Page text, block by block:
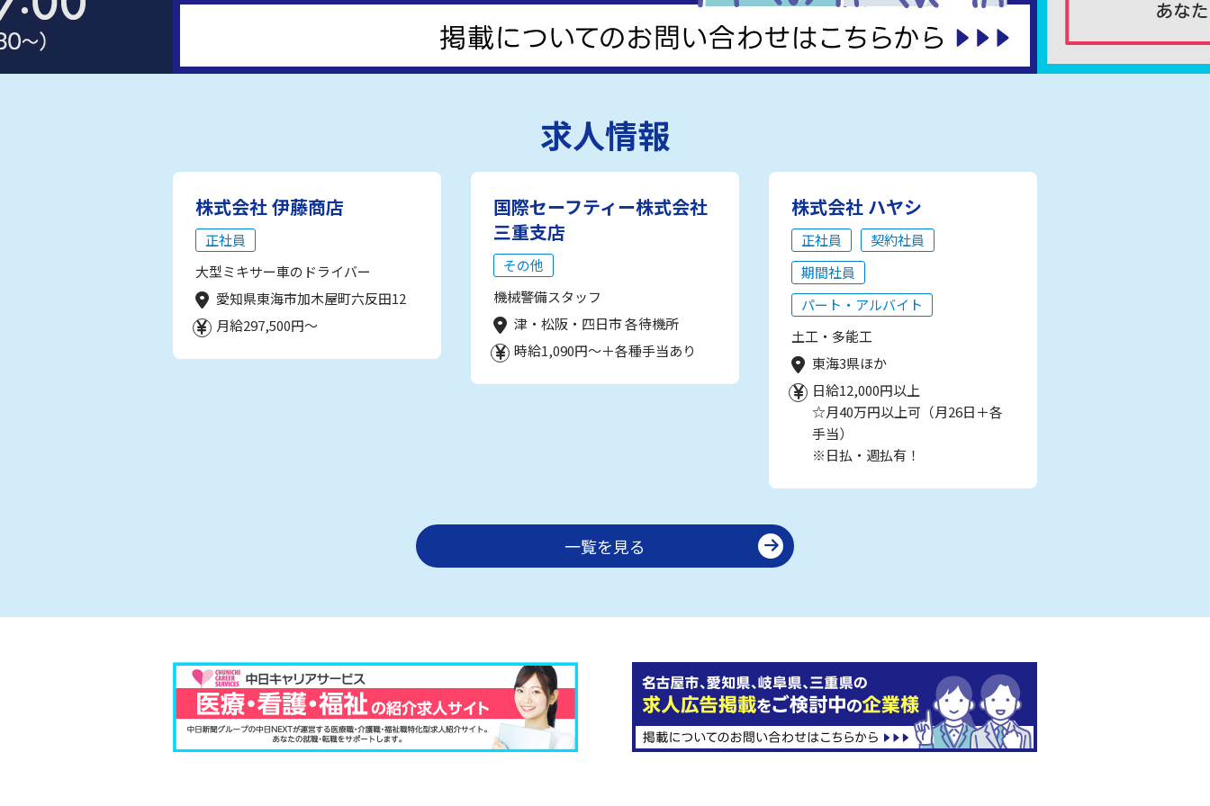
求人情報
株式会社 伊藤商店
正社員
大型ミキサー車のドライバー
愛知県東海市加木屋町六反田12
月給297,500円～
国際セーフティー株式会社
三重支店
その他
機械警備スタッフ
津・松阪・四日市 各待機所
時給1,090円～＋各種手当あり
株式会社 ハヤシ
正社員
契約社員
期間社員
パート・アルバイト
土工・多能工
東海3県ほか
日給12,000円以上
☆月40万円以上可（月26日＋各
手当）
※日払・週払有！
一覧を見る